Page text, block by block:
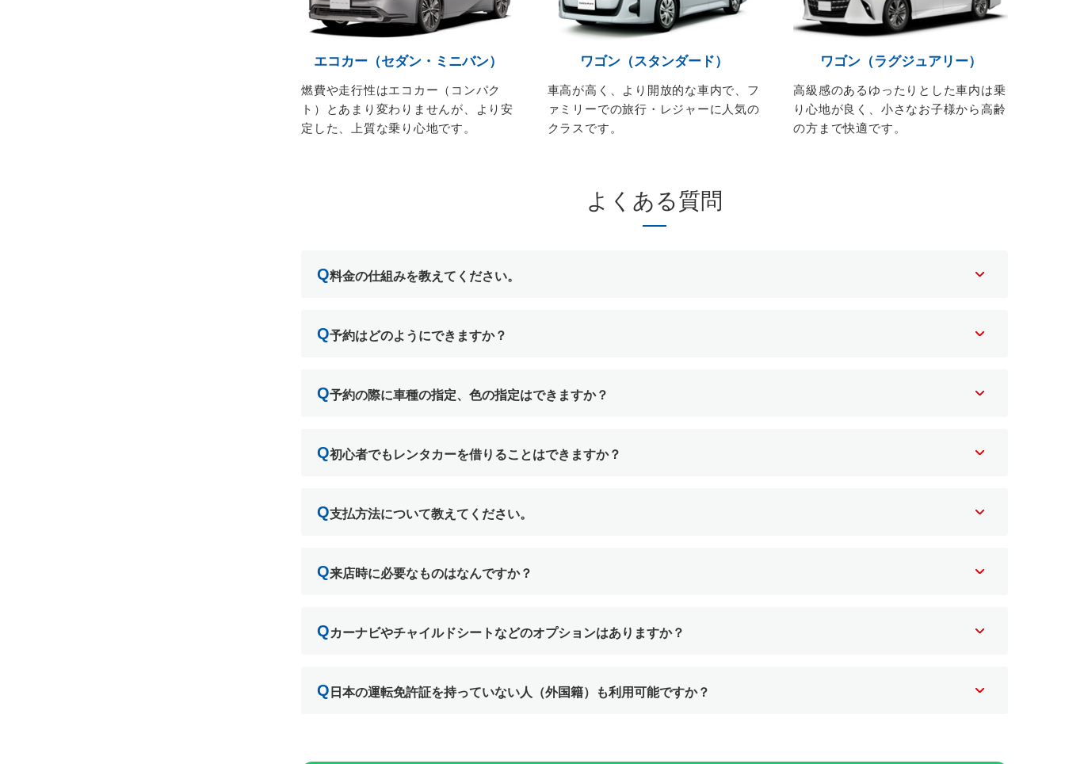
エコカー（セダン・ミニバン）
燃費や走行性はエコカー（コンパク
ト）とあまり変わりませんが、より安
定した、上質な乗り心地です。
ワゴン（スタンダード）
車高が高く、より開放的な車内で、フ
ァミリーでの旅行・レジャーに人気の
クラスです。
ワゴン（ラグジュアリー）
高級感のあるゆったりとした車内は乗
り心地が良く、小さなお子様から高齢
の方まで快適です。
よくある質問
Q料金の仕組みを教えてください。
Q予約はどのようにできますか？
Q予約の際に車種の指定、色の指定はできますか？
Q初心者でもレンタカーを借りることはできますか？
Q支払方法について教えてください。
Q来店時に必要なものはなんですか？
Qカーナビやチャイルドシートなどのオプションはありますか？
Q 日本の運転免許証を持っていない人（外国籍）も利用可能ですか？